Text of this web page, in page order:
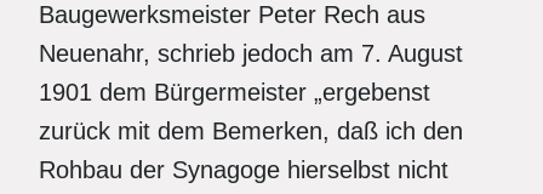
Baugewerksmeister Peter Rech aus
Neuenahr, schrieb jedoch am 7. August
1901 dem Bürgermeister „ergebenst
zurück mit dem Bemerken, daß ich den
Rohbau der Synagoge hierselbst nicht